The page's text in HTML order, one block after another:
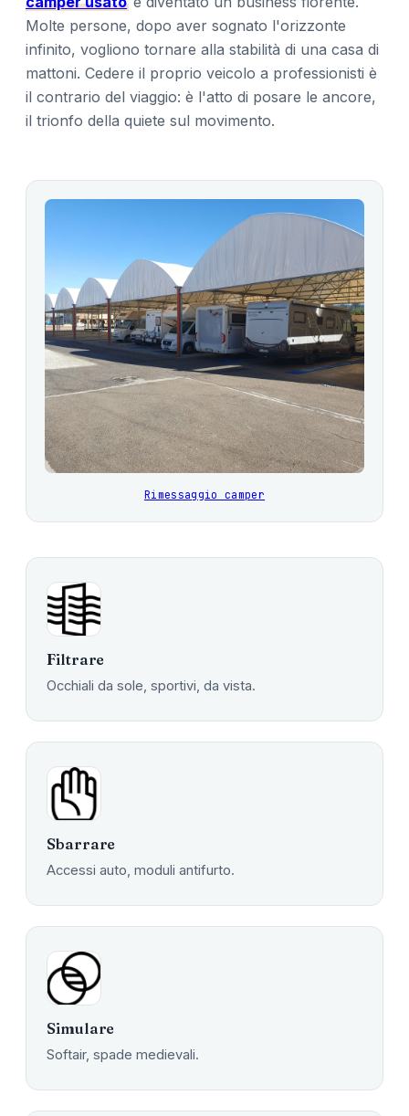
Molte persone, dopo aver sognato l'orizzonte
infinito, vogliono tornare alla stabilità di una casa di
mattoni. Cedere il proprio veicolo a professionisti è
il contrario del viaggio: è l'atto di posare le ancore,
il trionfo della quiete sul movimento.
Rimessaggio camper
Filtrare
Occhiali da sole, sportivi, da vista.
Sbarrare
Accessi auto, moduli antifurto.
Simulare
Softair, spade medievali.